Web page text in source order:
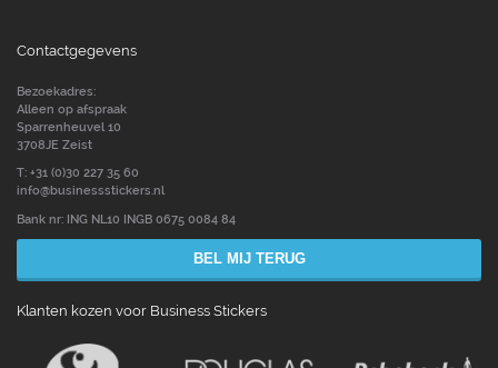
Contactgegevens
Bezoekadres:
Alleen op afspraak
Sparrenheuvel 10
3708JE Zeist
T: +31 (0)30 227 35 60
info@businessstickers.nl
Bank nr: ING NL10 INGB 0675 0084 84
BEL MIJ TERUG
Klanten kozen voor Business Stickers